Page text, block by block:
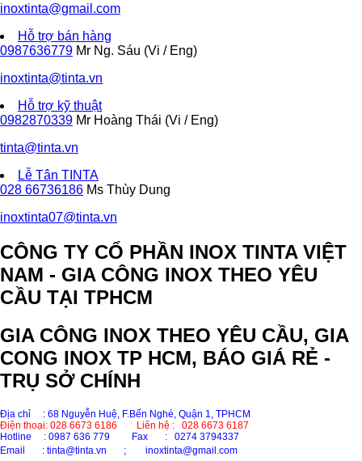
inoxtinta@gmail.com
Hỗ trợ bán hàng
0987636779 Mr Ng. Sáu (Vi / Eng)
inoxtinta@tinta.vn
Hỗ trợ kỹ thuật
0982870339 Mr Hoàng Thái (Vi / Eng)
tinta@tinta.vn
Lễ Tân TINTA
028 66736186 Ms Thùy Dung
inoxtinta07@tinta.vn
CÔNG TY CỔ PHẦN INOX TINTA VIỆT
NAM - GIA CÔNG INOX THEO YÊU
CẦU TẠI TPHCM
GIA CÔNG INOX THEO YÊU CẦU, GIA
CONG INOX TP HCM, BÁO GIÁ RẺ -
TRỤ SỞ CHÍNH
Địa chỉ : 68 Nguyễn Huệ, F.Bến Nghé, Quận 1, TPHCM
Điện thoại: 028 6673 6186
Liên hệ : 028 6673 6187
Hotline
: 0987 636 779 Fax : 0274 3794337
Email
: tinta@tinta.vn ; inoxtinta@gmail.com